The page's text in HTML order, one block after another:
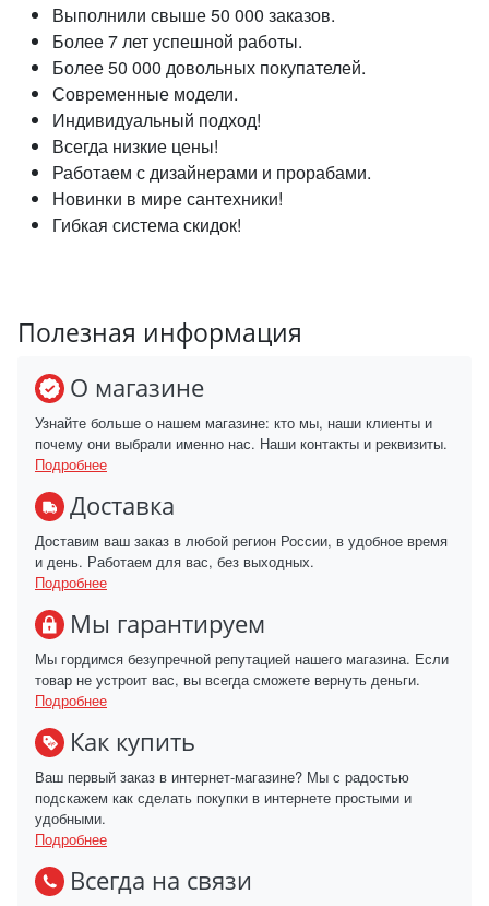
Выполнили свыше 50 000 заказов.
Более 7 лет успешной работы.
Более 50 000 довольных покупателей.
Современные модели.
Индивидуальный подход!
Всегда низкие цены!
Работаем с дизайнерами и прорабами.
Новинки в мире сантехники!
Гибкая система скидок!
Полезная информация
О магазине
Узнайте больше о нашем магазине: кто мы, наши клиенты и
почему они выбрали именно нас. Наши контакты и реквизиты.
Подробнее
Доставка
Доставим ваш заказ в любой регион России, в удобное время
и день. Работаем для вас, без выходных.
Подробнее
Мы гарантируем
Мы гордимся безупречной репутацией нашего магазина. Если
товар не устроит вас, вы всегда сможете вернуть деньги.
Подробнее
Как купить
Ваш первый заказ в интернет-магазине? Мы с радостью
подскажем как сделать покупки в интернете простыми и
удобными.
Подробнее
Всегда на связи